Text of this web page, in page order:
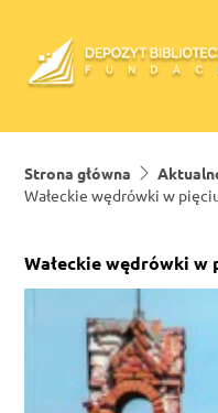
Strona główna
Wałeckie wędrówki w
Wałeckie wędrówki w